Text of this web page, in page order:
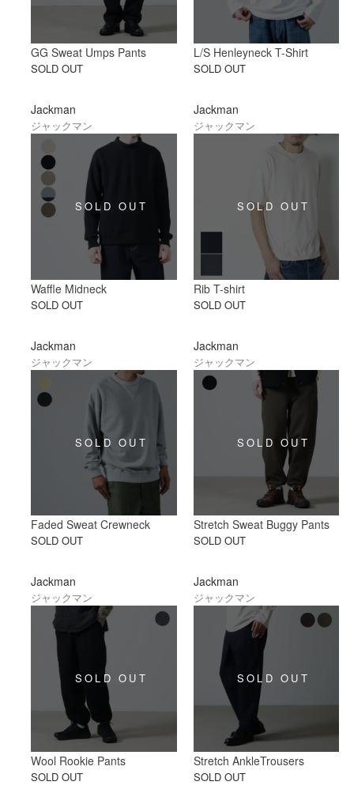
GG Sweat Umps Pants
SOLD OUT
L/S Henleyneck T-Shirt
SOLD OUT
Jackman
ジャックマン
Waffle Midneck
SOLD OUT
Jackman
ジャックマン
Rib T-shirt
SOLD OUT
Jackman
ジャックマン
Faded Sweat Crewneck
SOLD OUT
Jackman
ジャックマン
Stretch Sweat Buggy Pants
SOLD OUT
Jackman
ジャックマン
Wool Rookie Pants
SOLD OUT
Jackman
ジャックマン
Stretch AnkleTrousers
SOLD OUT